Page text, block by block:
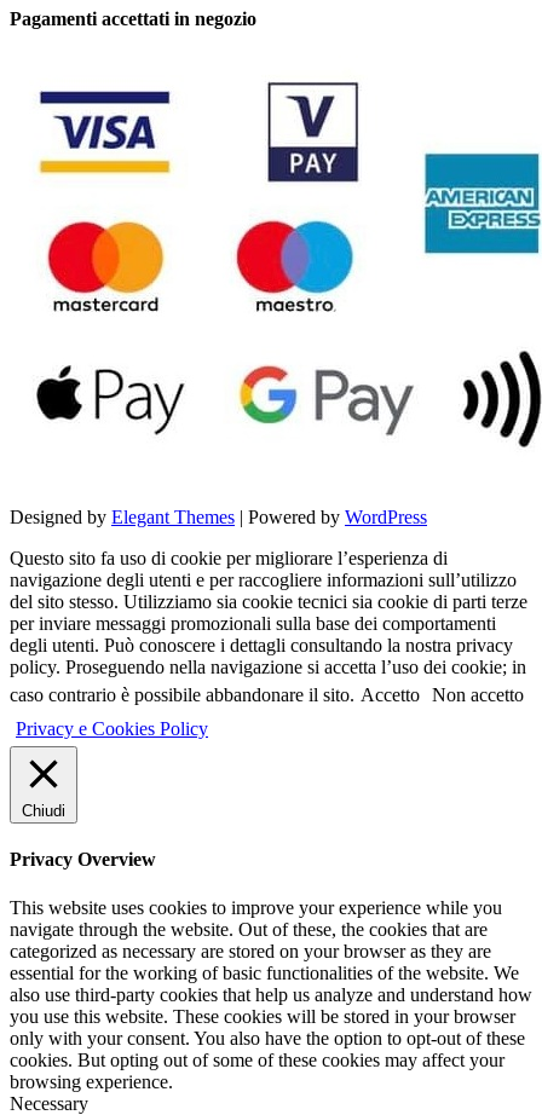
Pagamenti accettati in negozio
Designed by Elegant Themes | Powered by WordPress
Questo sito fa uso di cookie per migliorare l’esperienza di
navigazione degli utenti e per raccogliere informazioni sull’utilizzo
del sito stesso. Utilizziamo sia cookie tecnici sia cookie di parti terze
per inviare messaggi promozionali sulla base dei comportamenti
degli utenti. Può conoscere i dettagli consultando la nostra privacy
policy. Proseguendo nella navigazione si accetta l’uso dei cookie; in
caso contrario è possibile abbandonare il sito. Accetto Non accetto
Privacy e Cookies Policy
Chiudi
Privacy Overview
This website uses cookies to improve your experience while you
navigate through the website. Out of these, the cookies that are
categorized as necessary are stored on your browser as they are
essential for the working of basic functionalities of the website. We
also use third-party cookies that help us analyze and understand how
you use this website. These cookies will be stored in your browser
only with your consent. You also have the option to opt-out of these
cookies. But opting out of some of these cookies may affect your
browsing experience.
Necessary